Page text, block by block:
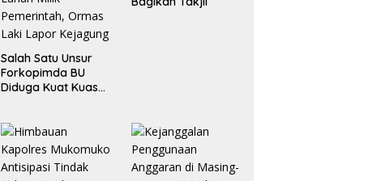
Salah Satu Unsur
Forkopimda BU
Diduga Kuat Kuasai
Laki Lapor
Kejagung